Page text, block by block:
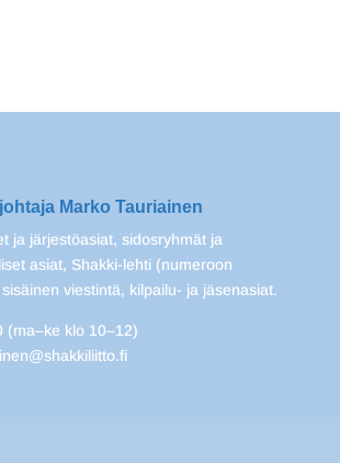
Marko Tauriainen
ja järjestöasiat, sidosryhmät ja
asiat, Shakki-lehti (numeroon
viestintä, kilpailu- ja jäsenasiat.
(ma–ke klo 10–12)